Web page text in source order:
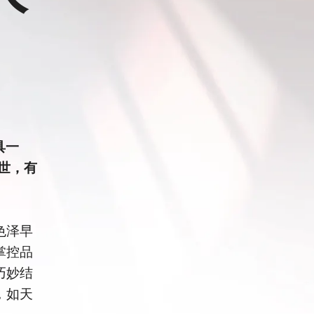
一
，有
泽早
控品
妙结
如天